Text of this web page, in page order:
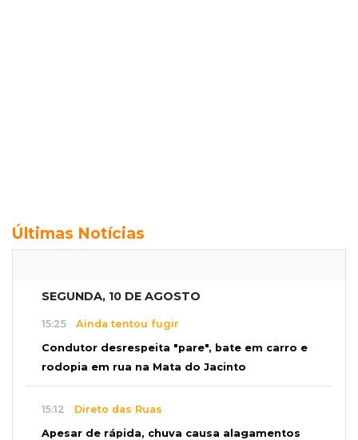
Últimas Notícias
SEGUNDA, 10 DE AGOSTO
15:25 Ainda tentou fugir
Condutor desrespeita "pare", bate em carro e
rodopia em rua na Mata do Jacinto
15:12 Direto das Ruas
Apesar de rápida, chuva causa alagamentos